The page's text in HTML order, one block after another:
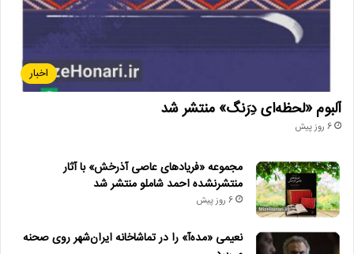
اخبار
آلبوم «لحظه‌ای دِرَنگ» منتشر شد
6 روز پیش
مجموعه «فریادهای عاصی آذرخش» با آثار
منتشرنشده احمد شاملو منتشر شد
6 روز پیش
نعیمی «مده‌آ» را در تماشاخانه ایران‌شهر روی صحنه